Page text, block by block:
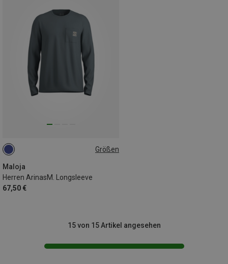
Größen
Maloja
Herren ArinasM. Longsleeve
67,50 €
L
15 von 15 Artikel angesehen